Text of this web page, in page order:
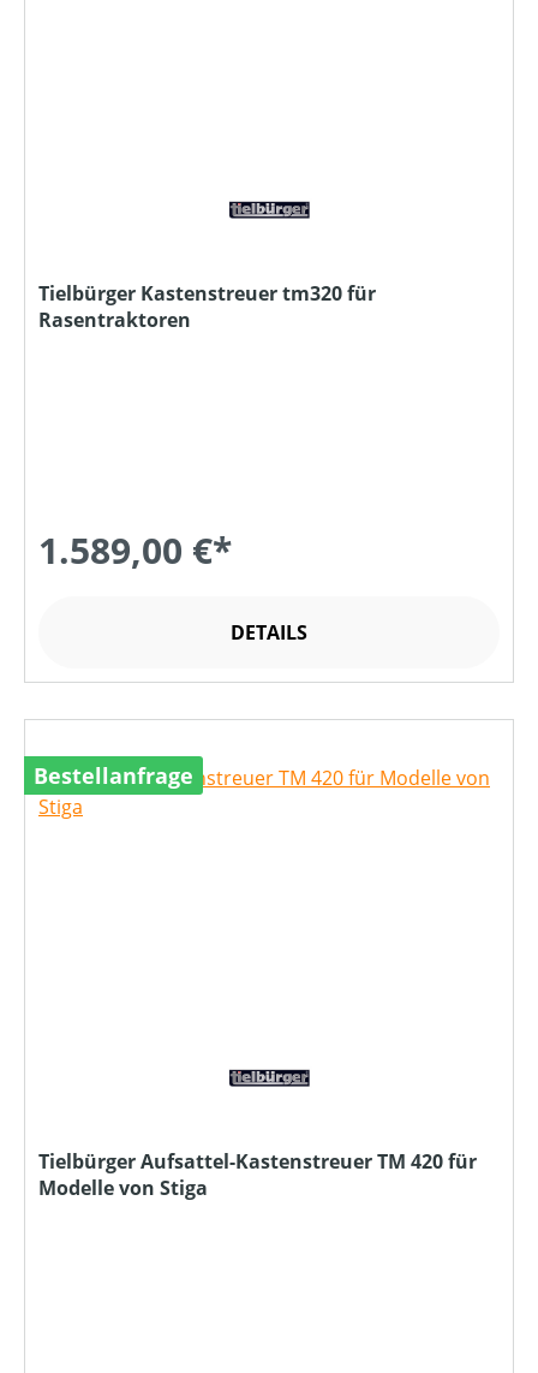
Tielbürger Kastenstreuer tm320 für
Rasentraktoren
1.589,00 €*
DETAILS
Bestellanfrage
Tielbürger Aufsattel-Kastenstreuer TM 420 für
Modelle von Stiga